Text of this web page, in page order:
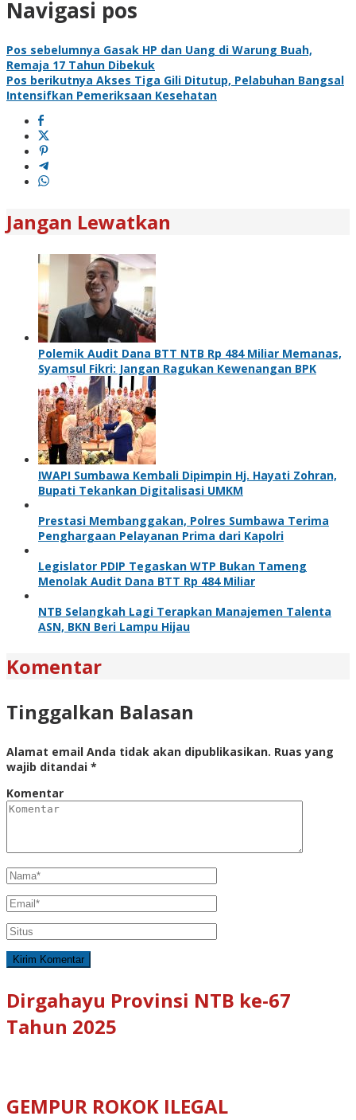
Navigasi pos
Pos sebelumnya Gasak HP dan Uang di Warung Buah,
Remaja 17 Tahun Dibekuk
Pos berikutnya Akses Tiga Gili Ditutup, Pelabuhan Bangsal
Intensifkan Pemeriksaan Kesehatan
Jangan Lewatkan
Polemik Audit Dana BTT NTB Rp 484 Miliar Memanas,
Syamsul Fikri: Jangan Ragukan Kewenangan BPK
IWAPI Sumbawa Kembali Dipimpin Hj. Hayati Zohran,
Bupati Tekankan Digitalisasi UMKM
Prestasi Membanggakan, Polres Sumbawa Terima
Penghargaan Pelayanan Prima dari Kapolri
Legislator PDIP Tegaskan WTP Bukan Tameng
Menolak Audit Dana BTT Rp 484 Miliar
NTB Selangkah Lagi Terapkan Manajemen Talenta
ASN, BKN Beri Lampu Hijau
Komentar
Tinggalkan Balasan
Alamat email Anda tidak akan dipublikasikan. Ruas yang
wajib ditandai *
Komentar
Dirgahayu Provinsi NTB ke-67
Tahun 2025
GEMPUR ROKOK ILEGAL